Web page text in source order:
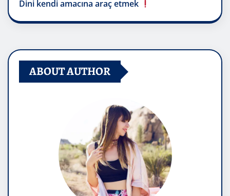
Dini kendi amacına araç etmek
ABOUT AUTHOR